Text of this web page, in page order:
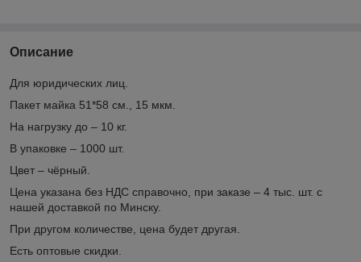
Описание
Для юридических лиц.
Пакет майка 51*58 см., 15 мкм.
На нагрузку до – 10 кг.
В упаковке – 1000 шт.
Цвет – чёрный.
Цена указана без НДС справочно, при заказе – 4 тыс. шт. с
нашей доставкой по Минску.
При другом количестве, цена будет другая.
Есть оптовые скидки.